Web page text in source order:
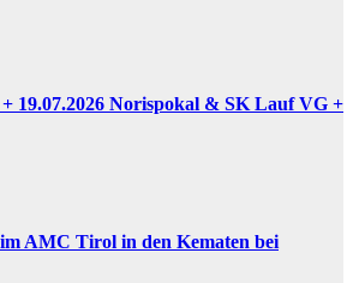
19.07.2026 Norispokal & SK Lauf VG +
AMC Tirol in den Kematen bei